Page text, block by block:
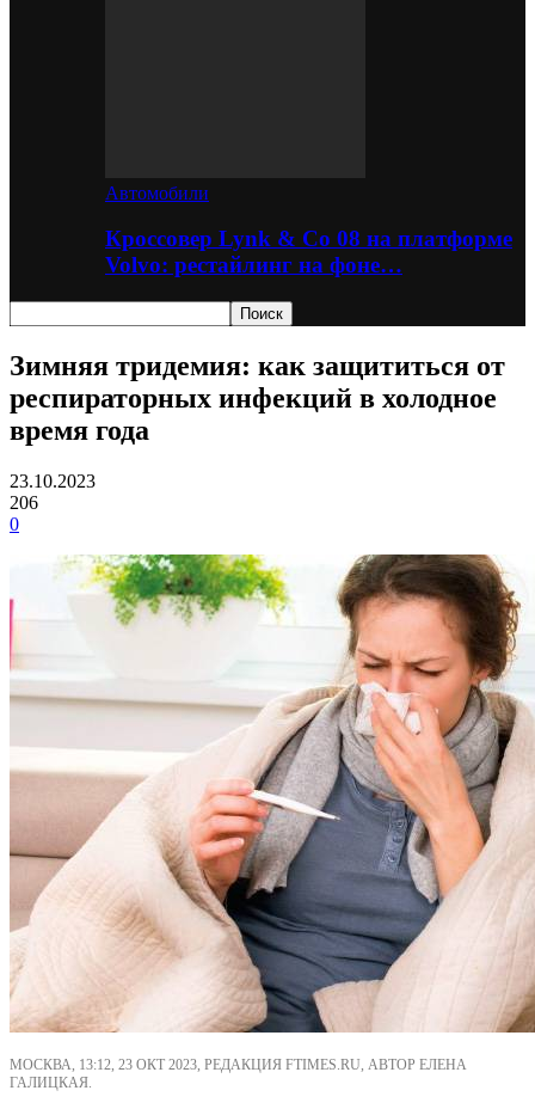
Автомобили
Кроссовер Lynk & Co 08 на платформе
Volvo: рестайлинг на фоне…
Зимняя тридемия: как защититься от
респираторных инфекций в холодное
время года
23.10.2023
206
0
МОСКВА, 13:12, 23 ОКТ 2023, РЕДАКЦИЯ FTIMES.RU, АВТОР ЕЛЕНА
ГАЛИЦКАЯ.